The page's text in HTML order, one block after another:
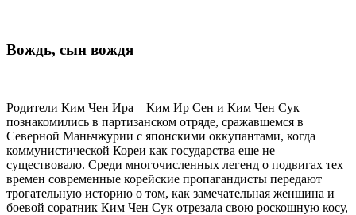
Вождь, сын вождя
Родители Ким Чен Ира – Ким Ир Сен и Ким Чен Сук –
познакомились в партизанском отряде, сражавшемся в
Северной Маньчжурии с японскими оккупантами, когда
коммунистической Кореи как государства еще не
существовало. Среди многочисленных легенд о подвигах тех
времен современные корейские пропагандисты передают
трогательную историю о том, как замечательная женщина и
боевой соратник Ким Чен Сук отрезала свою роскошную косу,